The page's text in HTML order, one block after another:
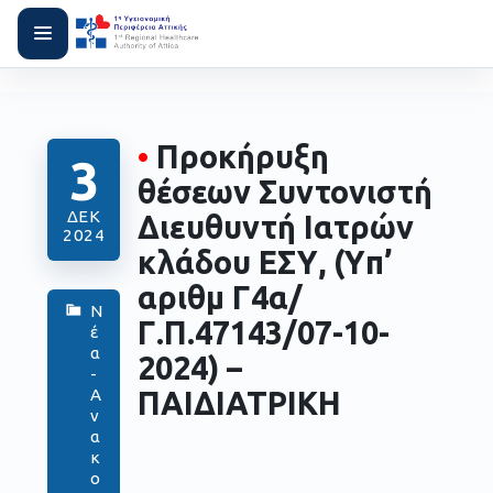
3
ΔΕΚ
2024
Ν
έ
α
-
Α
ν
α
κ
ο
• Προκήρυξη
θέσεων Συντονιστή
Διευθυντή Ιατρών
κλάδου ΕΣΥ, (Yπ’
αριθμ Γ4α/
Γ.Π.47143/07-10-
2024) –
ΠΑΙΔΙΑΤΡΙΚΗ